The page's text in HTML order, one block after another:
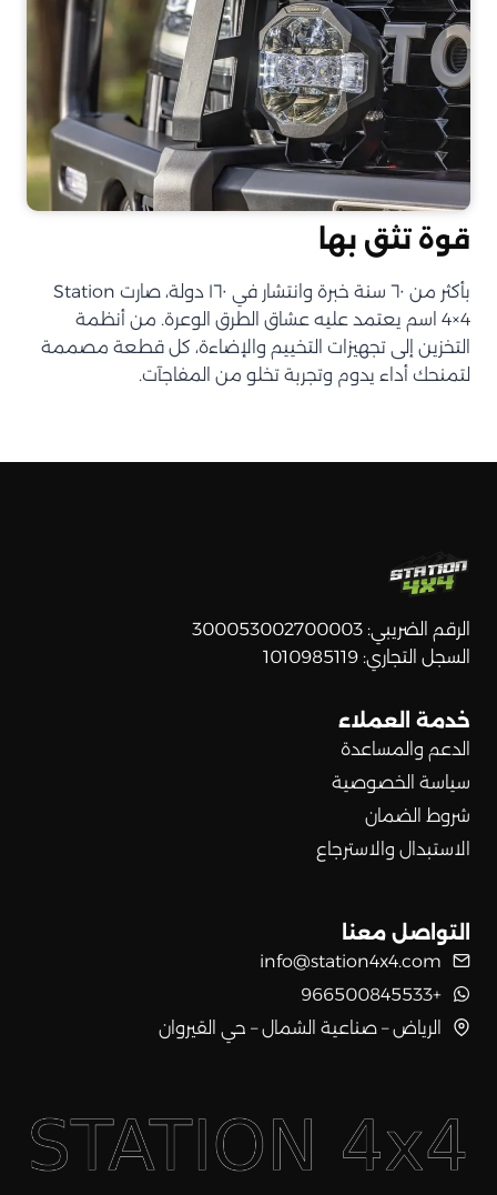
قوة تثق بها
بأكثر من ٦٠ سنة خبرة وانتشار في ١٦٠ دولة، صارت Station
4×4 اسم يعتمد عليه عشاق الطرق الوعرة. من أنظمة
التخزين إلى تجهيزات التخييم والإضاءة، كل قطعة مصممة
لتمنحك أداء يدوم وتجربة تخلو من المفاجآت.
الرقم الضريبي: 300053002700003
السجل التجاري: 1010985119
خدمة العملاء
الدعم والمساعدة
سياسة الخصوصية
شروط الضمان
الاستبدال والاسترجاع
التواصل معنا
info@station4x4.com
+966500845533
الرياض – صناعية الشمال – حي القيروان